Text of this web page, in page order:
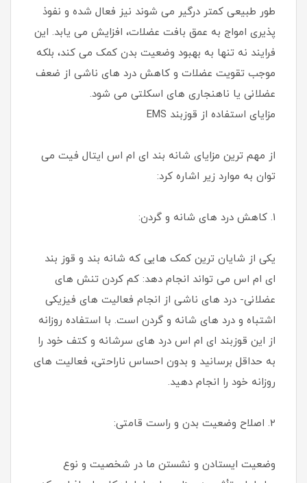
طور طبیعی کمتر درگیر می‌ شوند نیز فعال شده و نفوذ
پذیری امواج به عمق بافت عضلات، افزایش می ‌یابد. این
فرایند نه تنها به بهبود وضعیت بدن کمک می‌ کند، بلکه
موجب تقویت عضلات و کاهش درد های ناشی از ضعف
عضلانی یا ناهنجاری‌ های اسکلتی می‌ شود.
مزایای استفاده از قوزبند EMS
از مهم ترین مزایای شانه بند ای ام اس ایتال فیت می
توان به موارد زیر اشاره کرد:
۱. کاهش درد های شانه و گردن:
یکی از شایان ترین کمک هایی که شانه بند و قوز بند
ای ام اس می تواند انجام دهد: کم کردن تنش های
عضلانی- درد های ناشی از انجام فعالیت های فیزیکی
اشتباه و درد های شانه و گردن است. با استفاده روزانه
از این قوزبند ای ام اس درد های سرشانه و کتف خود را
به حداقل برسانید و بدون احساس ناراحتی، فعالیت های
روزانه خود را انجام دهید.
۲. اصلاح وضعیت بدن و راست قامتی:
وضعیت ایستادن و نشستن ما در شخصیت و نوع